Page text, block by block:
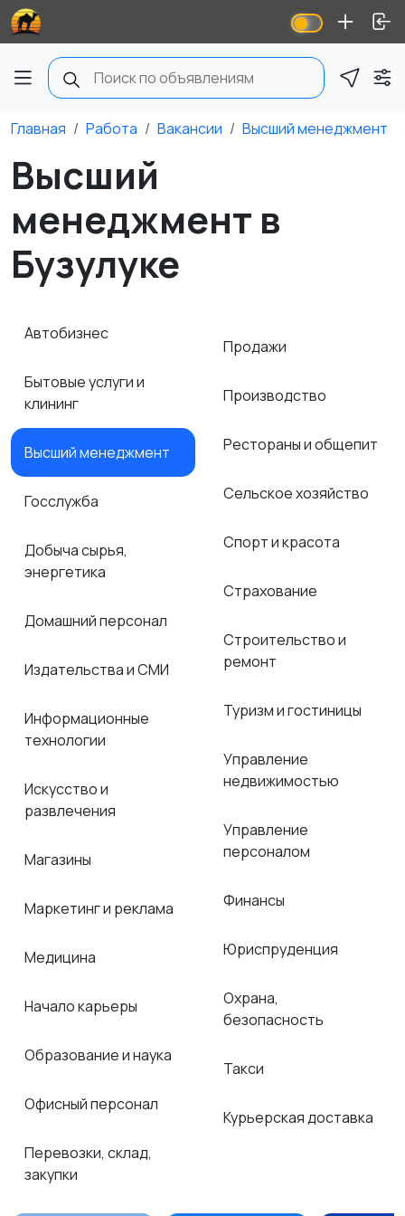
Главная Работа Вакансии Высший менеджмент
Высший
менеджмент в
Бузулуке
Автобизнес
Бытовые услуги и
клининг
Высший менеджмент
Госслужба
Добыча сырья,
энергетика
Домашний персонал
Издательства и СМИ
Информационные
технологии
Искусство и
развлечения
Магазины
Маркетинг и реклама
Медицина
Начало карьеры
Образование и наука
Офисный персонал
Перевозки, склад,
закупки
Продажи
Производство
Рестораны и общепит
Сельское хозяйство
Спорт и красота
Страхование
Строительство и
ремонт
Туризм и гостиницы
Управление
недвижимостью
Управление
персоналом
Финансы
Юриспруденция
Охрана,
безопасность
Такси
Курьерская доставка